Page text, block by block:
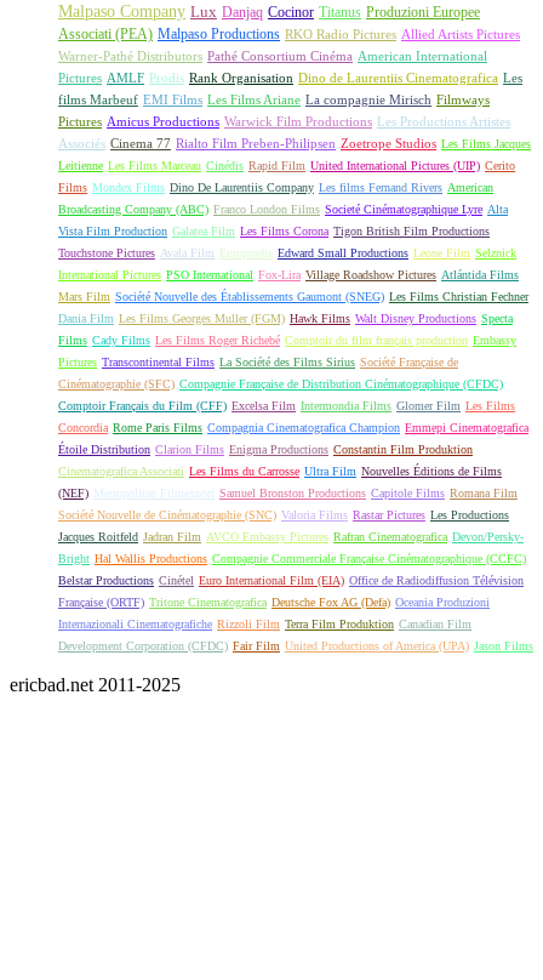
Malpaso Company Lux Danjaq Cocinor Titanus Produzioni Europee
Associati (PEA) Malpaso Productions RKO Radio Pictures Allied Artists Pictures
Warner-Pathé Distributors Pathé Consortium Cinéma American International
Pictures AMLF Prodis Rank Organisation Dino de Laurentiis Cinematografica Les
films Marbeuf EMI Films Les Films Ariane La compagnie Mirisch Filmways
Pictures Amicus Productions Warwick Film Productions Les Productions Artistes
Associés Cinema 77 Rialto Film Preben-Philipsen Zoetrope Studios Les Films Jacques
Leitienne Les Films Marceau Cinédis Rapid Film United International Pictures (UIP) Cerito
Films Mondex Films Dino De Laurentiis Company Les films Fernand Rivers American
Broadcasting Company (ABC) Franco London Films Societé Cinématographique Lyre Alta
Vista Film Production Galatea Film Les Films Corona Tigon British Film Productions
Touchstone Pictures Avala Film Europrodis Edward Small Productions Leone Film Selznick
International Pictures PSO International Fox-Lira Village Roadshow Pictures Atlántida Films
Mars Film Société Nouvelle des Établissements Gaumont (SNEG) Les Films Christian Fechner
Dania Film Les Films Georges Muller (FGM) Hawk Films Walt Disney Productions Specta
Films Cady Films Les Films Roger Richebé Comptoir du film français production Embassy
Pictures Transcontinental Films La Société des Films Sirius Société Française de
Cinématographie (SFC) Compagnie Française de Distribution Cinématographique (CFDC)
Comptoir Français du Film (CFF) Excelsa Film Intermondia Films Glomer Film Les Films
Concordia Rome Paris Films Compagnia Cinematografica Champion Emmepi Cinematografica
Étoile Distribution Clarion Films Enigma Productions Constantin Film Produktion
Cinematografica Associati Les Films du Carrosse Ultra Film Nouvelles Éditions de Films
(NEF) Metropolitan Filmexport Samuel Bronston Productions Capitole Films Romana Film
Société Nouvelle de Cinématographie (SNC) Valoria Films Rastar Pictures Les Productions
Jacques Roitfeld Jadran Film AVCO Embassy Pictures Rafran Cinematografica Devon/Persky-
Bright Hal Wallis Productions Compagnie Commerciale Française Cinématographique (CCFC)
Belstar Productions Cinétel Euro International Film (EIA) Office de Radiodiffusion Télévision
Française (ORTF) Tritone Cinematografica Deutsche Fox AG (Defa) Oceania Produzioni
Internazionali Cinematografiche Rizzoli Film Terra Film Produktion Canadian Film
Development Corporation (CFDC) Fair Film United Productions of America (UPA) Jason Films
ericbad.net 2011-2025